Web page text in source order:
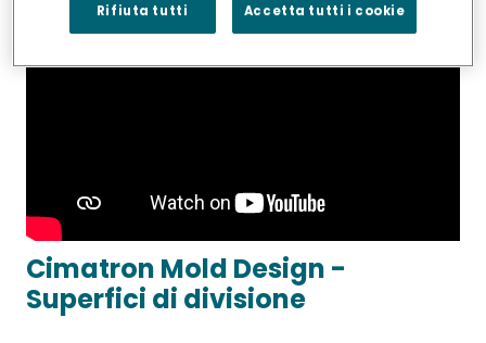
Cimatron Mold Design -
Superfici di divisione
Rifiuta tutti Accetta tutti i cookie